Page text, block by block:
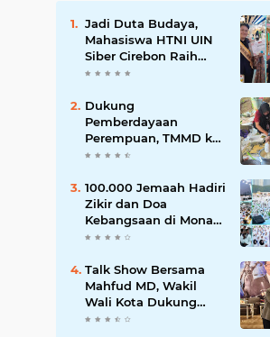
Jadi Duta Budaya,
Mahasiswa HTNI UIN
Siber Cirebon Raih
Juara 1 Duta Batik DKI
Dukung
Pemberdayaan
Perempuan, TMMD ke-
129 Kodim 0620/Kab.
Tata Boga
100.000 Jemaah Hadiri
Zikir dan Doa
Kebangsaan di Monas,
Wujud Syukur atas
Talk Show Bersama
Mahfud MD, Wakil
Wali Kota Dukung
Penegakan Hukum